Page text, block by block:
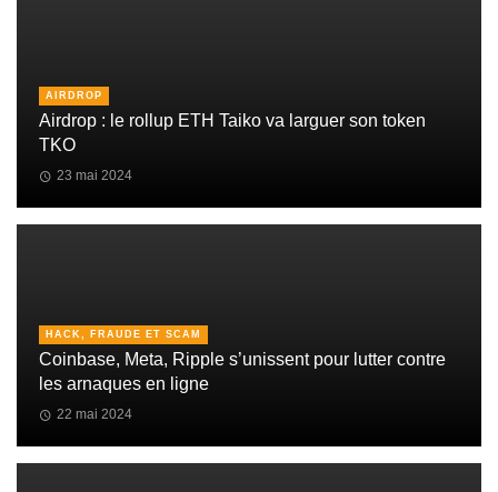
AIRDROP
Airdrop : le rollup ETH Taiko va larguer son token
TKO
23 mai 2024
HACK, FRAUDE ET SCAM
Coinbase, Meta, Ripple s’unissent pour lutter contre
les arnaques en ligne
22 mai 2024